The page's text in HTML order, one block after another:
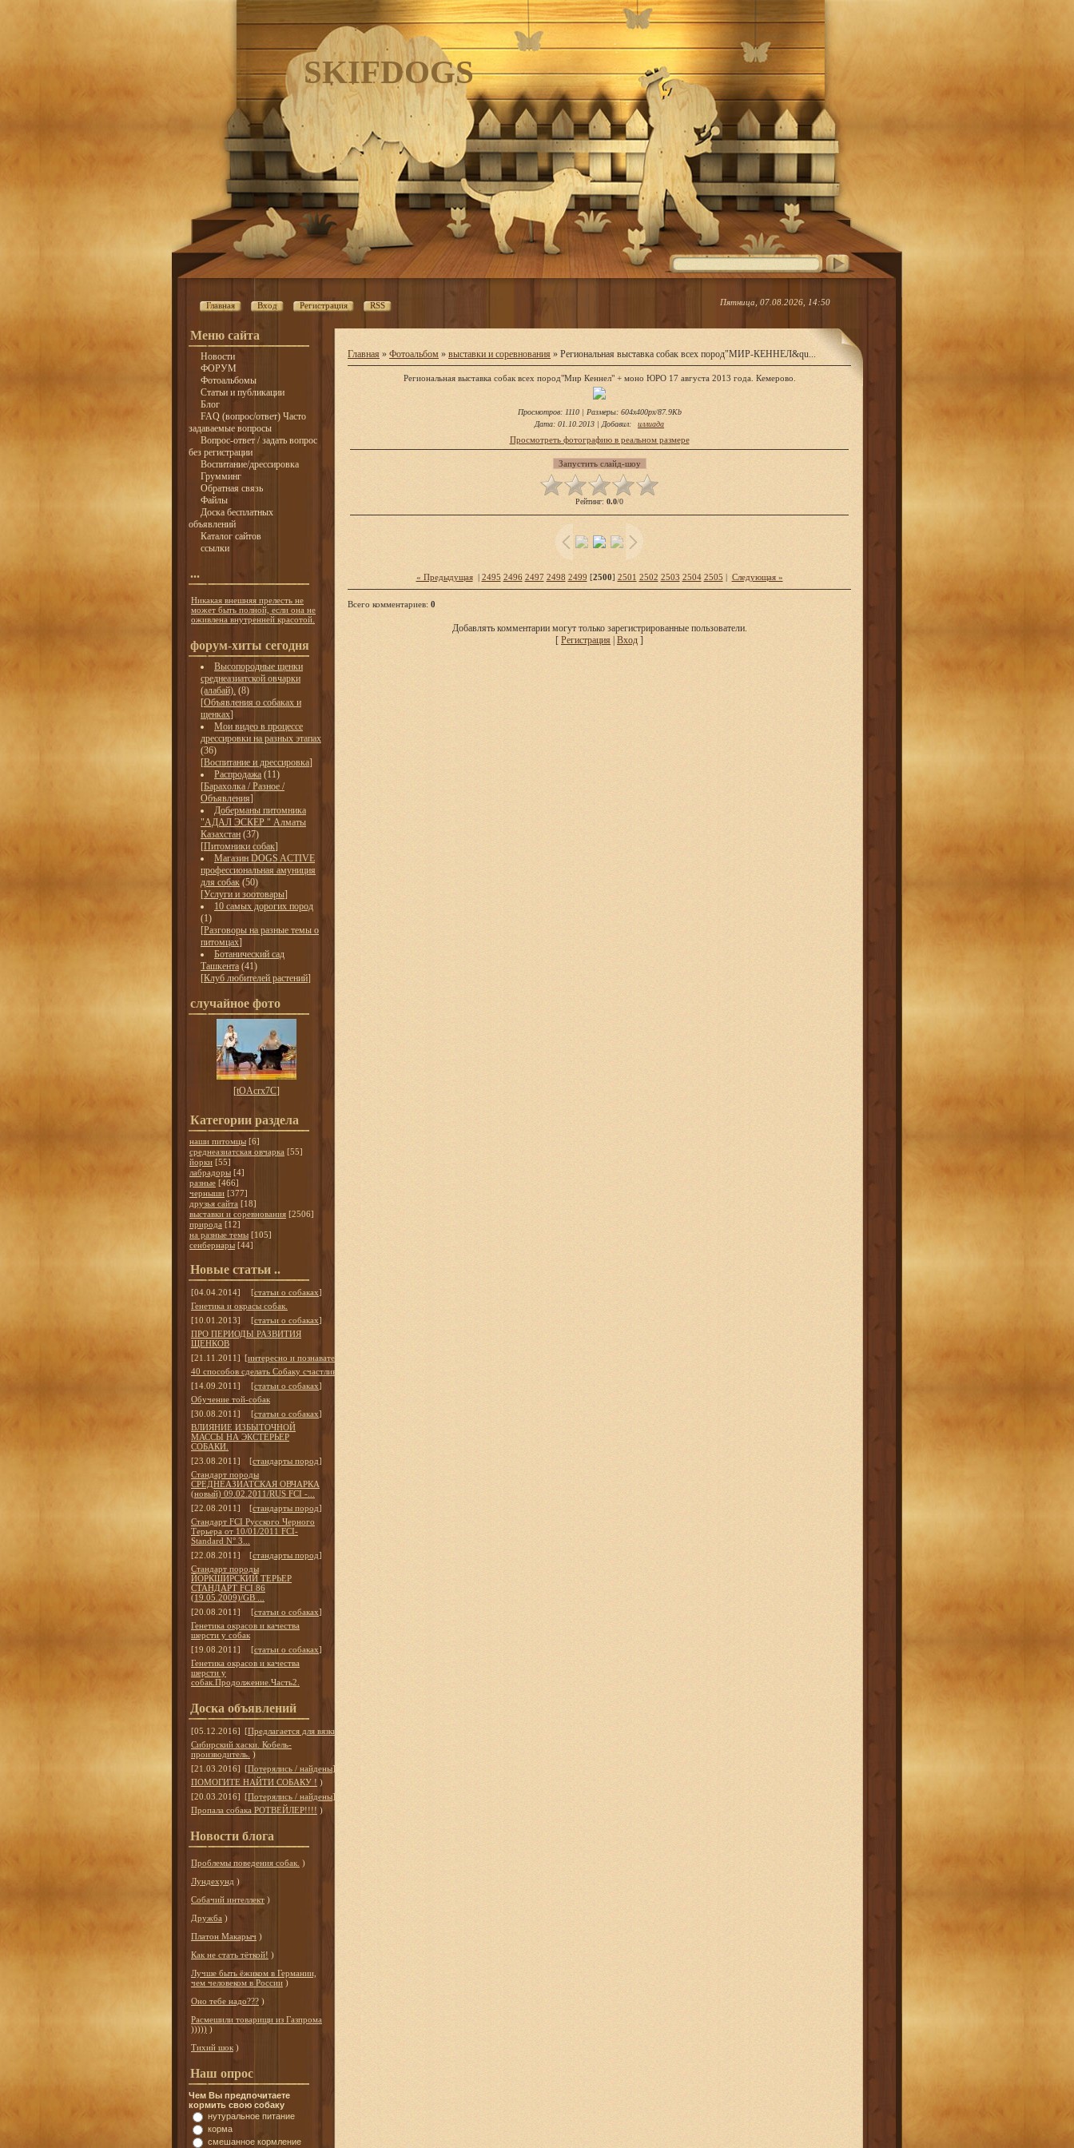
SKIFDOGS
Главная Вход Регистрация RSS Пятница, 07.08.2026, 14:50
Меню сайта
Новости
ФОРУМ
Фотоальбомы
Статьи и публикации
Блог
FAQ (вопрос/ответ) Часто
задаваемые вопросы
Вопрос-ответ / задать вопрос
без регистрации
Воспитание/дрессировка
Грумминг
Обратная связь
Файлы
Доска бесплатных
объявлений
Каталог сайтов
ссылки
...
Никакая внешняя прелесть не
может быть полной, если она не
оживлена внутренней красотой.
форум-хиты сегодня
Высопородные щенки
среднеазиатской овчарки
(алабай). (8)
[Объявления о собаках и
щенках]
Мои видео в процессе
дрессировки на разных этапах
(36)
[Воспитание и дрессировка]
Распродажа (11)
[Барахолка / Разное /
Объявления]
Доберманы питомника
"АДАЛ ЭСКЕР " Алматы
Казахстан (37)
[Питомники собак]
Магазин DOGS ACTIVE
профессиональная амуниция
для собак (50)
[Услуги и зоотовары]
10 самых дорогих пород
(1)
[Разговоры на разные темы о
питомцах]
Ботанический сад
Ташкента (41)
[Клуб любителей растений]
случайное фото
[tOAcrx7C]
Категории раздела
наши питомцы [6]
среднеазиатская овчарка [55]
йорки [55]
лабрадоры [4]
разные [466]
черныши [377]
друзья сайта [18]
выставки и соревнования [2506]
природа [12]
на разные темы [105]
сенбернары [44]
Новые статьи ..
[04.04.2014] [статьи о собаках]
Генетика и окрасы собак.
[10.01.2013]
[статьи о собаках]
ПРО ПЕРИОДЫ РАЗВИТИЯ
ЩЕНКОВ
[21.11.2011] [интересно и познавательно
40 способов сделать Собаку счастливой
[14.09.2011]
[статьи о собаках]
Обучение той-собак
[30.08.2011]
[статьи о собаках]
ВЛИЯНИЕ ИЗБЫТОЧНОЙ
МАССЫ НА ЭКСТЕРЬЕР
СОБАКИ.
[23.08.2011]
[стандарты пород]
Стандарт породы
СРЕДНЕАЗИАТСКАЯ ОВЧАРКА
(новый) 09.02.2011/RUS FCI -...
[22.08.2011]
[стандарты пород]
Стандарт FCI Русского Черного
Терьера от 10/01/2011 FCI-
Standard N° 3...
[22.08.2011]
[стандарты пород]
Стандарт породы
ЙОРКШИРСКИЙ ТЕРЬЕР
СТАНДАРТ FCI 86
(19.05.2009)/GB ...
[20.08.2011]
[статьи о собаках]
Генетика окрасов и качества
шерсти у собак
[19.08.2011]
[статьи о собаках]
Генетика окрасов и качества
шерсти у
собак.Продолжение.Часть2.
Доска объявлений
[05.12.2016] [Предлагается для вязки
Сибирский хаски. Кобель-
производитель. )
[21.03.2016] [Потерялись / найдены]
ПОМОГИТЕ НАЙТИ СОБАКУ ! )
[20.03.2016] [Потерялись / найдены]
Пропала собака РОТВЕЙЛЕР!!!! )
Новости блога
Проблемы поведения собак. )
Лундехунд )
Собачий интеллект )
Дружба )
Платон Макарыч )
Как не стать тёткой! )
Лучше быть ёжиком в Германии,
чем человеком в России )
Оно тебе надо??? )
Расмешили товарищи из Газпрома
))))) )
Тихий шок )
Наш опрос
Чем Вы предпочитаете
кормить свою собаку
нутуральное питание
корма
смешанное кормление
Главная » Фотоальбом » выставки и соревнования » Региональная выставка собак всех пород"МИР-КЕННЕЛ&qu...
Региональная выставка собак всех пород"Мир Кеннел" + моно ЮРО 17 августа 2013 года. Кемерово.
Просмотров: 1110 | Размеры: 604x400px/87.9Kb
Дата: 01.10.2013 | Добавил: иллиада
Просмотреть фотографию в реальном размере
Рейтинг: 0.0/0
« Предыдущая| 2495 2496 2497 2498 2499 [2500] 2501 2502 2503 2504 2505 | Следующая »
Всего комментариев: 0
Добавлять комментарии могут только зарегистрированные пользователи.
[ Регистрация Вход ]